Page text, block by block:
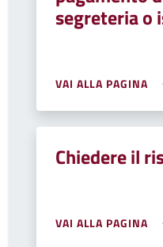
segreteria
VAI ALLA PAGINA
Chiedere il
VAI ALLA PAGINA